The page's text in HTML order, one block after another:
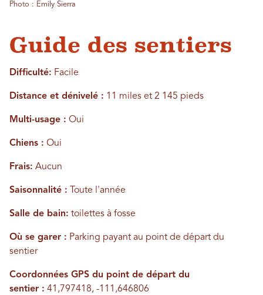
Photo : Emily Sierra
Guide des sentiers
Difficulté: Facile
Distance et dénivelé : 11 miles et 2 145 pieds
Multi-usage : Oui
Chiens : Oui
Frais: Aucun
Saisonnalité : Toute l'année
Salle de bain: toilettes à fosse
Où se garer : Parking payant au point de départ du
sentier
Coordonnées GPS du point de départ du
sentier : 41,797418, -111,646806